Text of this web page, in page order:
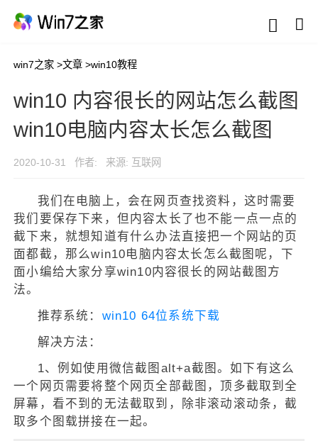
win7之家 >文章 >win10教程
win10 内容很长的网站怎么截图
win10电脑内容太长怎么截图
2020-10-31 作者: 来源: 互联网
我们在电脑上，会在网页查找资料，这时需要
我们要保存下来，但内容太长了也不能一点一点的
截下来，就想知道有什么办法直接把一个网站的页
面都截，那么win10电脑内容太长怎么截图呢，下
面小编给大家分享win10内容很长的网站截图方
法。
推荐系统： win10 64位系统下载
解决方法：
1、例如使用微信截图alt+a截图。如下有这么
一个网页需要将整个网页全部截图，顶多截取到全
屏幕，看不到的无法截取到，除非滚动滚动条，截
取多个图载拼接在一起。